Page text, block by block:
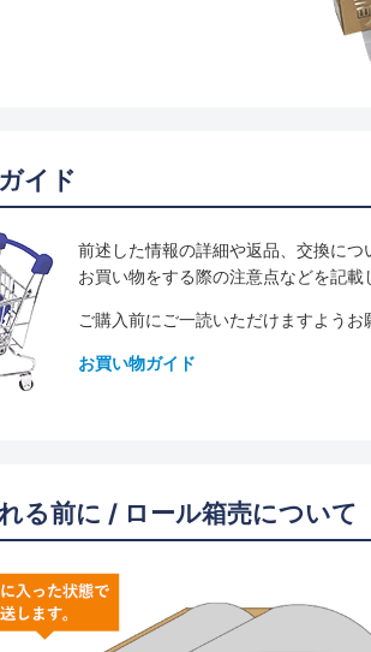
イド
前述した情報の詳細や返品、交換につ
お買い物をする際の注意点などを記載
ご購入前にご一読いただけますようお
お買い物ガイド
る前に / ロール箱売について